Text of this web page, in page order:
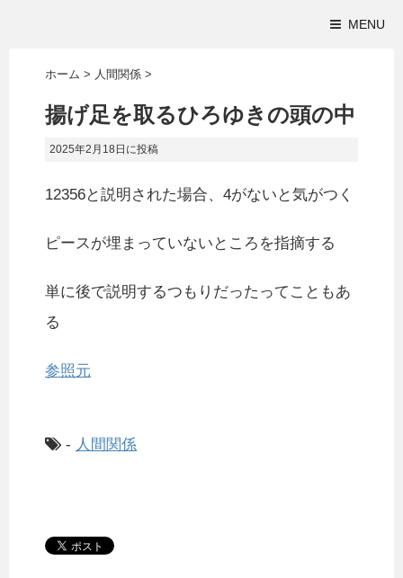
MENU
ホーム > 人間関係 >
揚げ足を取るひろゆきの頭の中
2025年2月18日 に投稿
12356と説明された場合、4がないと気がつく
ピースが埋まっていないところを指摘する
単に後で説明するつもりだったってこともあ
る
参照元
- 人間関係